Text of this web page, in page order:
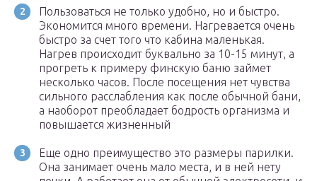
Пользоваться не только удобно, но и быстро.
Экономится много времени. Нагревается очень
быстро за счет того что кабина маленькая.
Нагрев происходит буквально за 10-15 минут, а
прогреть к примеру финскую баню займет
несколько часов. После посещения нет чувства
сильного расслабления как после обычной бани,
а наоборот преобладает бодрость организма и
повышается жизненный
Еще одно преимущество это размеры парилки.
Она занимает очень мало места, и в ней нету